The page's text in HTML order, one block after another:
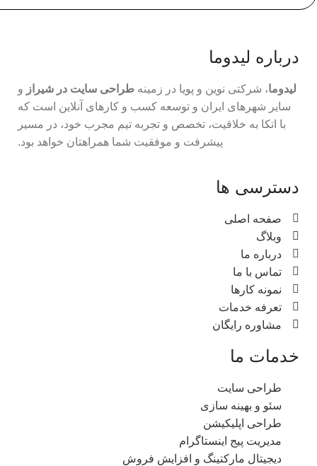
درباره لیدوما
لیدوما، شرکتی نوین و پویا در زمینه طراحی سایت در شیراز و
سایر شهرهای ایران و توسعه کسب و کارهای آنلاین است که
با اتکا به خلاقیت، تخصص و تجربه تیم مجرب خود، در مسیر
پیشرفت و موفقیت شما همراهتان خواهد بود.
دسترسی ها
صفحه اصلی
وبلاگ
درباره ما
تماس با ما
نمونه کارها
تعرفه خدمات
مشاوره رایگان
خدمات ما
طراحی سایت
سئو و بهینه سازی
طراحی اپلیکیشن
مدیریت پیج اینستاگرام
دیجیتال مارکتینگ و افزایش فروش